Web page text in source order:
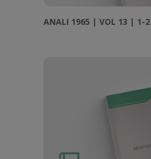
ANALI 1965 | VOL 13 | 1-2